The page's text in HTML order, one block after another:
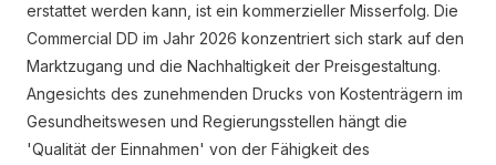
erstattet werden kann, ist ein kommerzieller Misserfolg. Die
Commercial DD im Jahr 2026 konzentriert sich stark auf den
Marktzugang und die Nachhaltigkeit der Preisgestaltung.
Angesichts des zunehmenden Drucks von Kostenträgern im
Gesundheitswesen und Regierungsstellen hängt die
'Qualität der Einnahmen' von der Fähigkeit des